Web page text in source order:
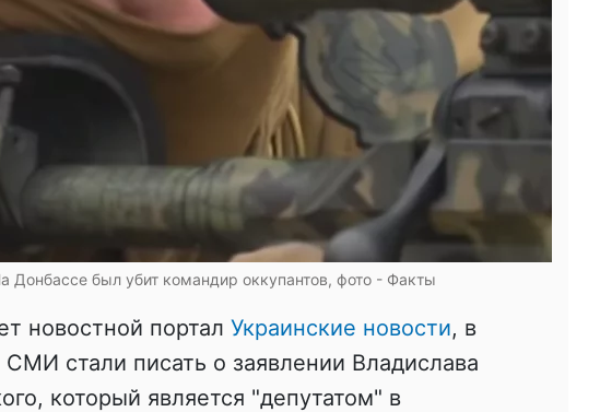
Донбассе был убит командир оккупантов, фото - Факты
новостной портал Украинские новости, в
СМИ стали писать о заявлении Владислава
который является "депутатом" в